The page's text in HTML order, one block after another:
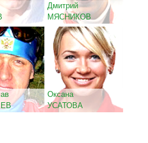
Дмитрий
МЯСНИКОВ
Оксана
УСАТОВА